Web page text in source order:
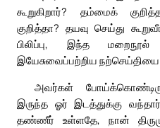
கூறுகிறார்? தம்மைக்
குறித்தா? தயவு செய்து
பிலிப்பு, இந்த மறைநூல்
இயேசுவைப்பற்றிய நற்செய்தியை
அவர்கள்
இருந்த ஓர் இடத்துக்கு
தண்ணீர் உள்ளதே, நான்